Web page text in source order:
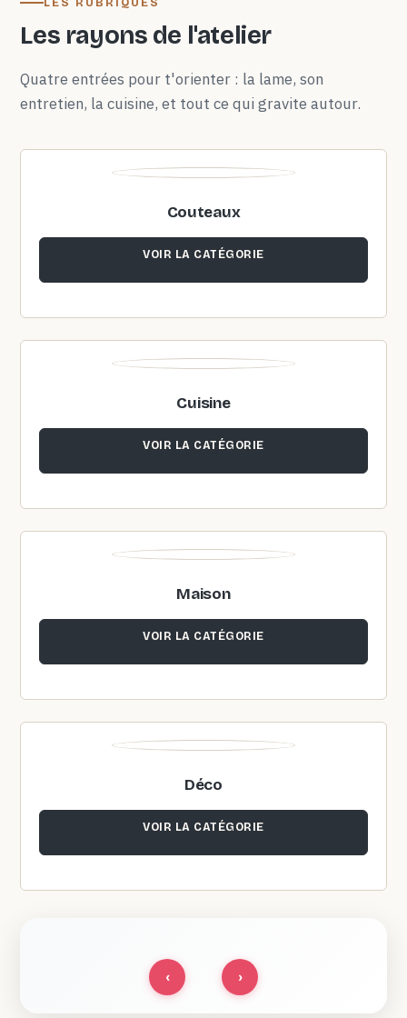
Les rayons de l'atelier
Quatre entrées pour t'orienter : la lame, son
entretien, la cuisine, et tout ce qui gravite autour.
Couteaux
VOIR LA CATÉGORIE
Cuisine
VOIR LA CATÉGORIE
Maison
VOIR LA CATÉGORIE
Déco
VOIR LA CATÉGORIE
‹ ›